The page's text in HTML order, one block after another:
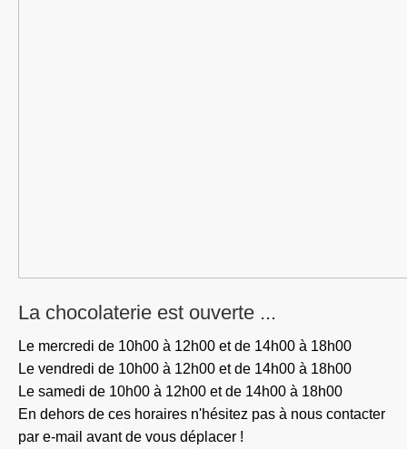
La chocolaterie est ouverte ...
Le mercredi de 10h00 à 12h00 et de 14h00 à 18h00
Le vendredi de 10h00 à 12h00 et de 14h00 à 18h00
Le samedi de 10h00 à 12h00 et de 14h00 à 18h00
En dehors de ces horaires n'hésitez pas à nous contacter
par e-mail avant de vous déplacer !